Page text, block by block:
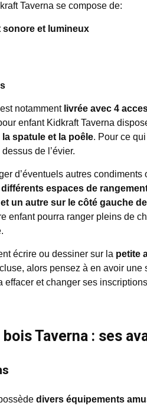
Taverna se compose de:
sonore et lumineux
notammentlivrée avec 4
enfant Kidkraft Taverna
spatule et la poêle. Pour ce
de l’évier.
d’éventuels autres
différents espaces de
un autre sur le côté gauche
enfant pourra ranger pleins de
écrire ou dessiner sur la petite
alors pensez à en avoir
effacer et changer ses
Taverna : ses
divers équipements